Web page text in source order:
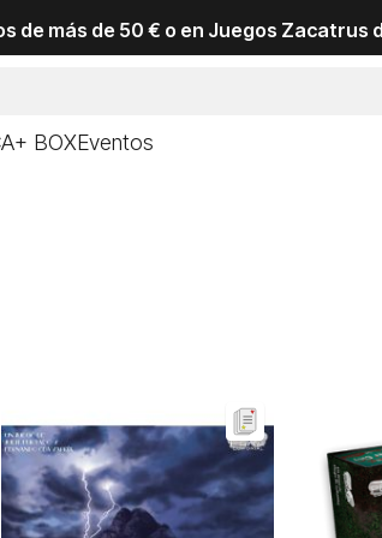
de más de 50 € o en Juegos Zacatrus
BOXEventos